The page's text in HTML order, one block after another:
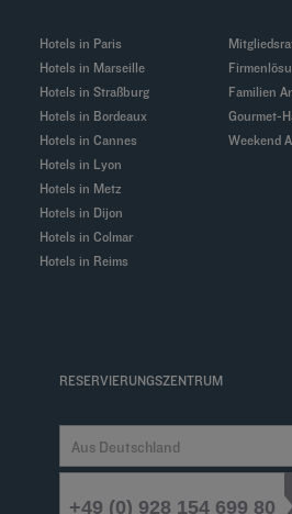
Hotels in Paris
Hotels in Marseille
Hotels in Straßburg
Hotels in Bordeaux
Hotels in Cannes
Hotels in Lyon
Hotels in Metz
Hotels in Dijon
Hotels in Colmar
Hotels in Reims
Familien
Weekend
RESERVIERUNGSZENTRUM
Aus Deutschland
+49 (0) 928 154 699 80